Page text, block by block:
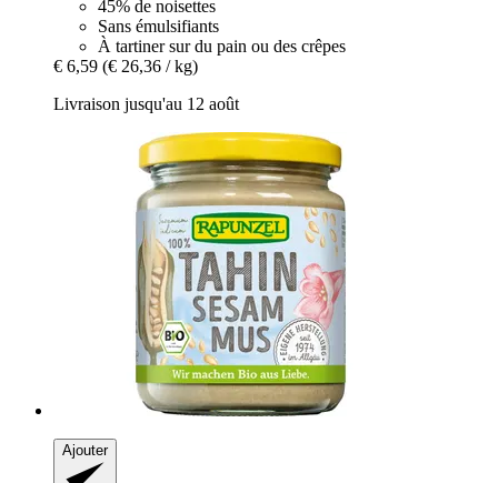
45% de noisettes
Sans émulsifiants
À tartiner sur du pain ou des crêpes
€ 6,59 (€ 26,36 / kg)
Livraison jusqu'au 12 août
Ajouter